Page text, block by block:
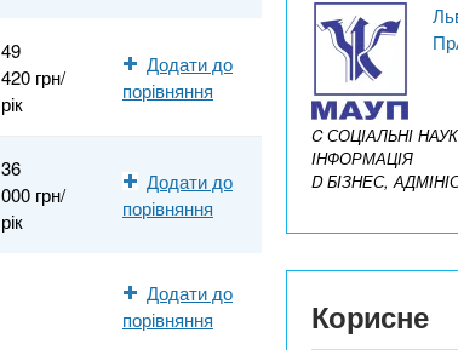
49
420 грн/
рік
Додати до
порівняння
36
000 грн/
рік
Додати до
порівняння
Додати до
порівняння
C СОЦІАЛЬНІ
ІНФОРМАЦІЯ
D БІЗНЕС,
Корисне